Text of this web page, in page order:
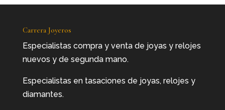
Carrera Joyeros
Especialistas compra y venta de joyas y relojes
nuevos y de segunda mano.
Especialistas en tasaciones de joyas, relojes y
diamantes.